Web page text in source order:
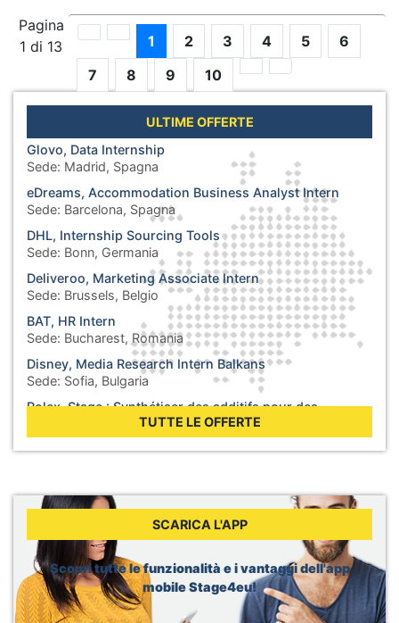
ULTIME OFFERTE
Glovo, Data Internship
Sede: Madrid, Spagna
eDreams, Accommodation Business Analyst Intern
Sede: Barcelona, Spagna
DHL, Internship Sourcing Tools
Sede: Bonn, Germania
Deliveroo, Marketing Associate Intern
Sede: Brussels, Belgio
BAT, HR Intern
Sede: Bucharest, Romania
Disney, Media Research Intern Balkans
Sede: Sofia, Bulgaria
Rolex, Stage : Synthétiser des additifs pour des
Sede: Biel, Svizzera
WHO, Internship - Nutrition and Food Safety
Geneva, Svizzera
Dior, Merchandising Intern
Sede: Brussels, Belgio
TUTTE LE OFFERTE
SCARICA L'APP
Scopri tutte le funzionalità e i vantaggi dell'app
mobile Stage4eu!
Pagina
1 di 13
1 2 3 4 5
6
7
8 9 10